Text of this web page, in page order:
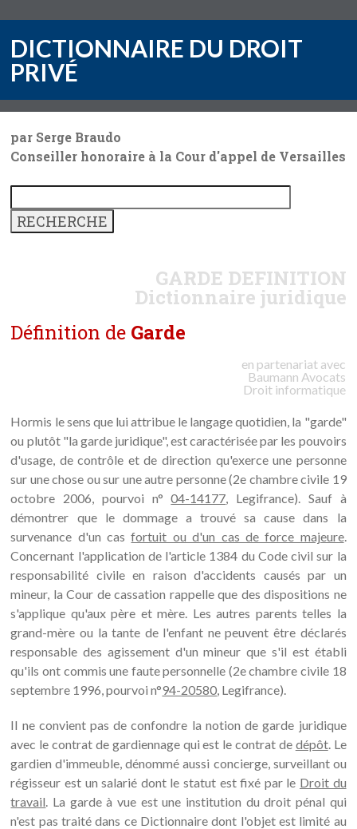
DICTIONNAIRE DU DROIT
PRIVÉ
par Serge Braudo
Conseiller honoraire à la Cour d'appel de Versailles
GARDE DEFINITION
Dictionnaire juridique
Définition de Garde
en partenariat avec
Baumann Avocats
Droit informatique
Hormis le sens que lui attribue le langage quotidien, la "garde"
ou plutôt "la garde juridique", est caractérisée par les pouvoirs
d'usage, de contrôle et de direction qu'exerce une personne
sur une chose ou sur une autre personne (2e chambre civile 19
octobre 2006, pourvoi n°04-14177, Legifrance). Sauf à
démontrer que le dommage a trouvé sa cause dans la
survenance d'un casfortuit ou d'un cas de force majeure.
Concernant l'application de l'article 1384 du Code civil sur la
responsabilité civile en raison d'accidents causés par un
mineur, la Cour de cassation rappelle que des dispositions ne
s'applique qu'aux père et mère. Les autres parents telles la
grand-mère ou la tante de l'enfant ne peuvent être déclarés
responsable des agissement d'un mineur que s'il est établi
qu'ils ont commis une faute personnelle (2e chambre civile 18
septembre 1996, pourvoi n°94-20580, Legifrance).
Il ne convient pas de confondre la notion de garde juridique
avec le contrat de gardiennage qui est le contrat de dépôt. Le
gardien d'immeuble, dénommé aussi concierge, surveillant ou
régisseur est un salarié dont le statut est fixé par le Droit du
travail. La garde à vue est une institution du droit pénal qui
n'est pas traité dans ce Dictionnaire dont l'objet est limité au